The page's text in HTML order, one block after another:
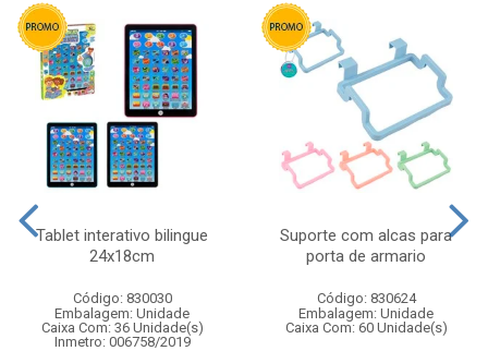
Tablet interativo bilingue
24x18cm
Código: 830030
Embalagem: Unidade
Caixa Com: 36 Unidade(s)
Inmetro: 006758/2019
Suporte com alcas para
porta de armario
Código: 830624
Embalagem: Unidade
Caixa Com: 60 Unidade(s)